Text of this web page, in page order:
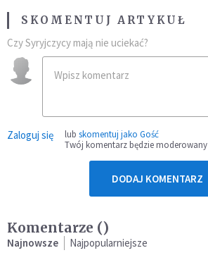
SKOMENTUJ ARTYKUŁ
Czy Syryjczycy mają nie uciekać?
Zaloguj się lub skomentuj jako Gość
Twój komentarz będzie moderowany
DODAJ KOMENTARZ
Komentarze ()
Najnowsze Najpopularniejsze